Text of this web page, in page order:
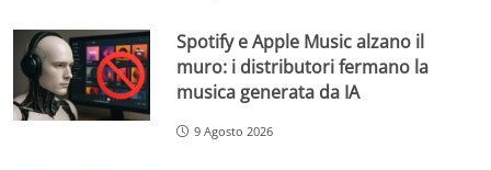
Spotify e Apple Music alzano il
muro: i distributori fermano la
musica generata da IA
9 Agosto 2026